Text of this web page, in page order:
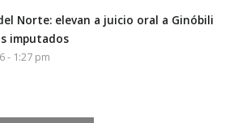
Norte: elevan a juicio oral a Ginóbili
imputados
- 1:27 pm